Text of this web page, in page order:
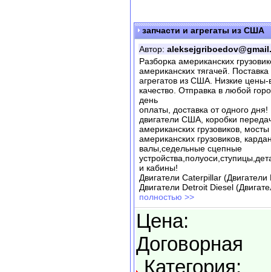
запчасти и агрегаты из США
Автор:
Разборка американских
американских тягачей. Поставка
агрегатов из США. Низкие цены-
качество. Отправка в любой
день
оплаты, доставка от одного дня!
двигатели США, коробки
американских грузовиков,
американских грузовиков,
валы,седельные сцепные
и кабины!
Двигатели Caterpillar
Двигатели Detroit Diesel
полностью >>
Цена:
Договорная
Категория: